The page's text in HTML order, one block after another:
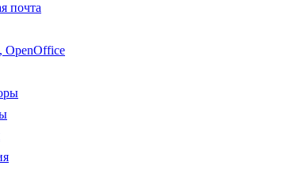
почта
OpenOffice